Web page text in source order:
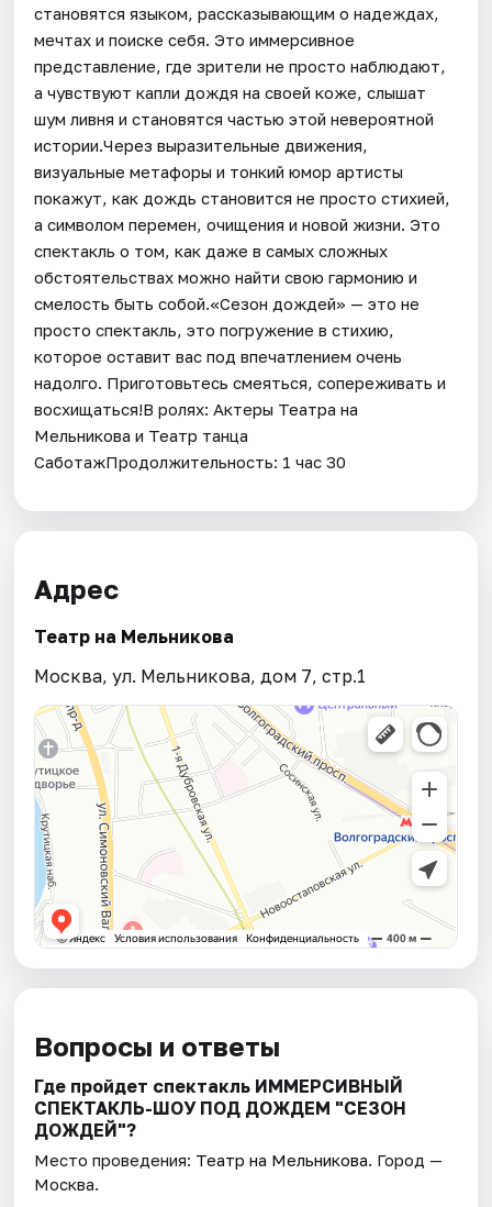
становятся языком, рассказывающим о надеждах,
мечтах и поиске себя. Это иммерсивное
представление, где зрители не просто наблюдают,
а чувствуют капли дождя на своей коже, слышат
шум ливня и становятся частью этой невероятной
истории.Через выразительные движения,
визуальные метафоры и тонкий юмор артисты
покажут, как дождь становится не просто стихией,
а символом перемен, очищения и новой жизни. Это
спектакль о том, как даже в самых сложных
обстоятельствах можно найти свою гармонию и
смелость быть собой.«Сезон дождей» — это не
просто спектакль, это погружение в стихию,
которое оставит вас под впечатлением очень
надолго. Приготовьтесь смеяться, сопереживать и
восхищаться!В ролях: Актеры Театра на
Мельникова и Театр танца
СаботажПродолжительность: 1 час 30
Адрес
Театр на Мельникова
Москва, ул. Мельникова, дом 7, стр.1
Вопросы и ответы
Где пройдет спектакль ИММЕРСИВНЫЙ
СПЕКТАКЛЬ-ШОУ ПОД ДОЖДЕМ "СЕЗОН
ДОЖДЕЙ"?
Место проведения: Театр на Мельникова. Город —
Москва.